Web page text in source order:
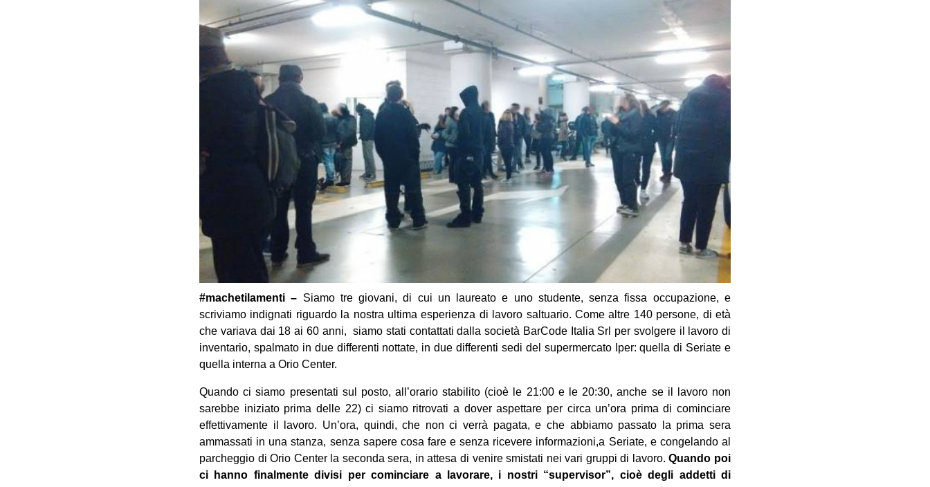
#machetilamenti – Siamo tre giovani, di cui un laureato e uno studente, senza fissa occupazione, e
scriviamo indignati riguardo la nostra ultima esperienza di lavoro saltuario. Come altre 140 persone, di età
che variava dai 18 ai 60 anni, siamo stati contattati dalla società BarCode Italia Srl per svolgere il lavoro di
inventario, spalmato in due differenti nottate, in due differenti sedi del supermercato Iper: quella di Seriate e
quella interna a Orio Center.
Quando ci siamo presentati sul posto, all’orario stabilito (cioè le 21:00 e le 20:30, anche se il lavoro non
sarebbe iniziato prima delle 22) ci siamo ritrovati a dover aspettare per circa un’ora prima di cominciare
effettivamente il lavoro. Un’ora, quindi, che non ci verrà pagata, e che abbiamo passato la prima sera
ammassati in una stanza, senza sapere cosa fare e senza ricevere informazioni,a Seriate, e congelando al
parcheggio di Orio Center la seconda sera, in attesa di venire smistati nei vari gruppi di lavoro.Quando poi
ci hanno finalmente divisi per cominciare a lavorare, i nostri “supervisor”, cioè degli addetti di